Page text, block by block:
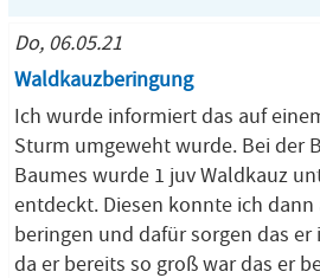
Do, 06.05.21
Waldkauzberingung
Ich wurde informiert das auf
Sturm umgeweht wurde. Bei der
Baumes wurde 1 juv Waldkauz
entdeckt. Diesen konnte ich
beringen und dafür sorgen das
da er bereits so groß war das er